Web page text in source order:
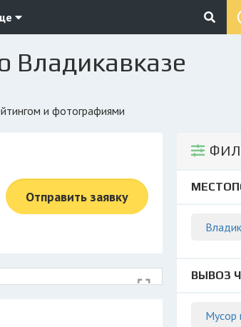
Владикавказе
и фотографиями
ВЫВОЗ
Мусор
Отправить заявку